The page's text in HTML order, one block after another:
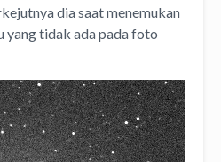
dia saat menemukan
yang tidak ada pada foto